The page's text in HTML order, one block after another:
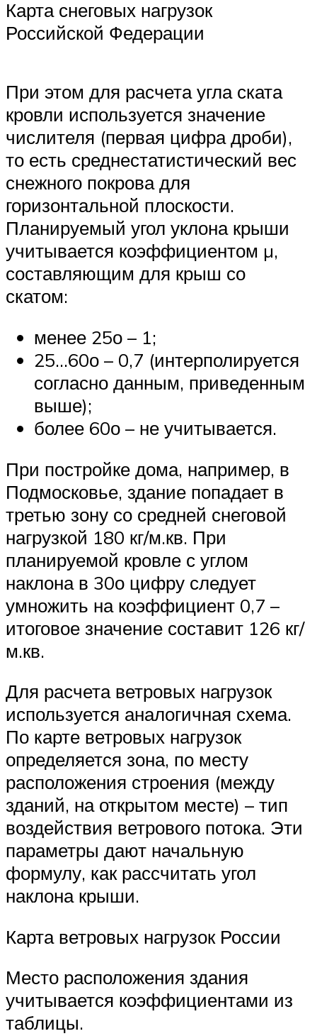
Карта снеговых нагрузок
Российской Федерации
При этом для расчета угла ската
кровли используется значение
числителя (первая цифра дроби),
то есть среднестатистический вес
снежного покрова для
горизонтальной плоскости.
Планируемый угол уклона крыши
учитывается коэффициентом µ,
составляющим для крыш со
скатом:
менее 25о – 1;
25…60о – 0,7 (интерполируется
согласно данным, приведенным
выше);
более 60о – не учитывается.
При постройке дома, например, в
Подмосковье, здание попадает в
третью зону со средней снеговой
нагрузкой 180 кг/м.кв. При
планируемой кровле с углом
наклона в 30о цифру следует
умножить на коэффициент 0,7 –
итоговое значение составит 126 кг/
м.кв.
Для расчета ветровых нагрузок
используется аналогичная схема.
По карте ветровых нагрузок
определяется зона, по месту
расположения строения (между
зданий, на открытом месте) – тип
воздействия ветрового потока. Эти
параметры дают начальную
формулу, как рассчитать угол
наклона крыши.
Карта ветровых нагрузок России
Место расположения здания
учитывается коэффициентами из
таблицы.